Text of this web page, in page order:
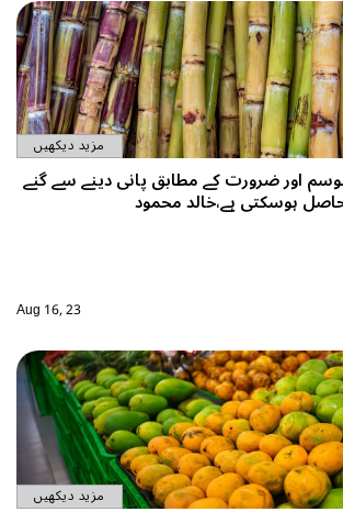
مزید دیکھیں
اور ضرورت کے مطابق پانی دینے سے گنے
ہوسکتی ہے،خالد محمود
Aug 16, 23
مزید دیکھیں